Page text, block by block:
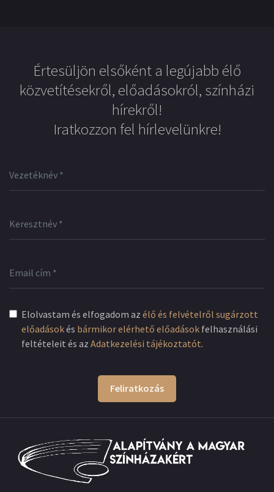
Értesüljön elsőként a legújabb élő
közvetítésekről, előadásokról, színházi
hírekről!
Iratkozzon fel hírlevelünkre!
Elolvastam és elfogadom az élő és felvételről sugárzott
előadásokés bármikor elérhető előadások felhasználási
feltételeit és az Adatkezelési tájékoztatót.
Feliratkozás